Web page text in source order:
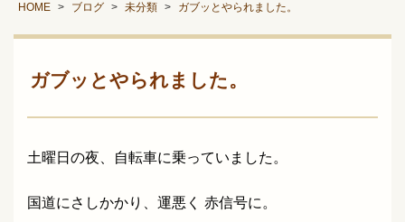
HOME ブログ 未分類 ガブッとやられました。
ガブッとやられました。
土曜日の夜、自転車に乗っていました。
国道にさしかかり、運悪く 赤信号に。